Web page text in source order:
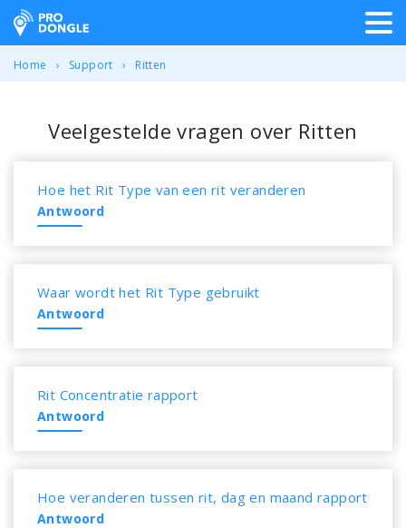
ProDongle Track & Trace
Home Support Ritten
Veelgestelde vragen over Ritten
Hoe het Rit Type van een rit veranderen
Antwoord
Waar wordt het Rit Type gebruikt
Antwoord
Rit Concentratie rapport
Antwoord
Hoe veranderen tussen rit, dag en maand rapport
Antwoord